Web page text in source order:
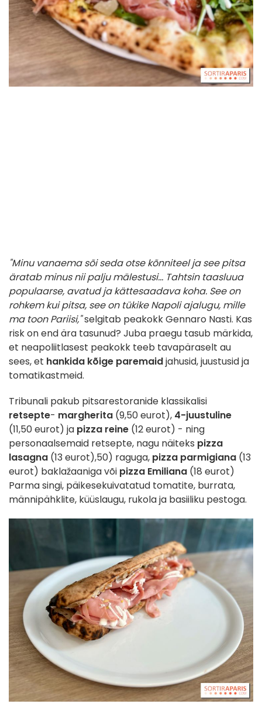
"Minu vanaema sõi seda otse kõnniteel ja see pitsa
äratab minus nii palju mälestusi... Tahtsin taasluua
populaarse, avatud ja kättesaadava koha. See on
rohkem kui pitsa, see on tükike Napoli ajalugu, mille
ma toon Pariisi,"selgitab peakokk Gennaro Nasti. Kas
risk on end ära tasunud? Juba praegu tasub märkida,
et neapoliitlasest peakokk teeb tavapäraselt au
sees, et hankida kõige paremaidjahusid, juustusid ja
tomatikastmeid.
Tribunali pakub pitsarestoranide klassikalisi
retsepte- margherita (9,50 eurot), 4-juustuline
(11,50 eurot) ja pizza reine (12 eurot) - ning
personaalsemaid retsepte, nagu näiteks pizza
lasagna (13 eurot),50) raguga, pizza parmigiana (13
eurot) baklažaaniga või pizza Emiliana (18 eurot)
Parma singi, päikesekuivatatud tomatite, burrata,
männipähklite, küüslaugu, rukola ja basiiliku pestoga.